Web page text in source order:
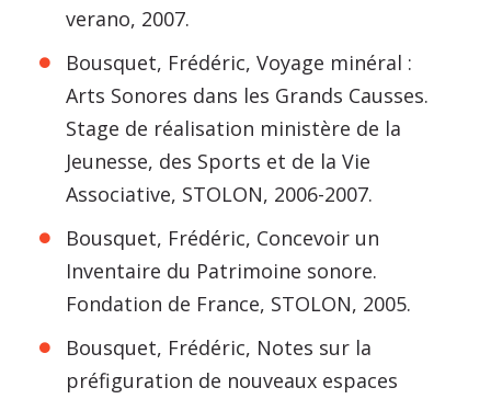
verano, 2007.
Bousquet, Frédéric, Voyage minéral :
Arts Sonores dans les Grands Causses.
Stage de réalisation ministère de la
Jeunesse, des Sports et de la Vie
Associative, STOLON, 2006-2007.
Bousquet, Frédéric, Concevoir un
Inventaire du Patrimoine sonore.
Fondation de France, STOLON, 2005.
Bousquet, Frédéric, Notes sur la
préfiguration de nouveaux espaces